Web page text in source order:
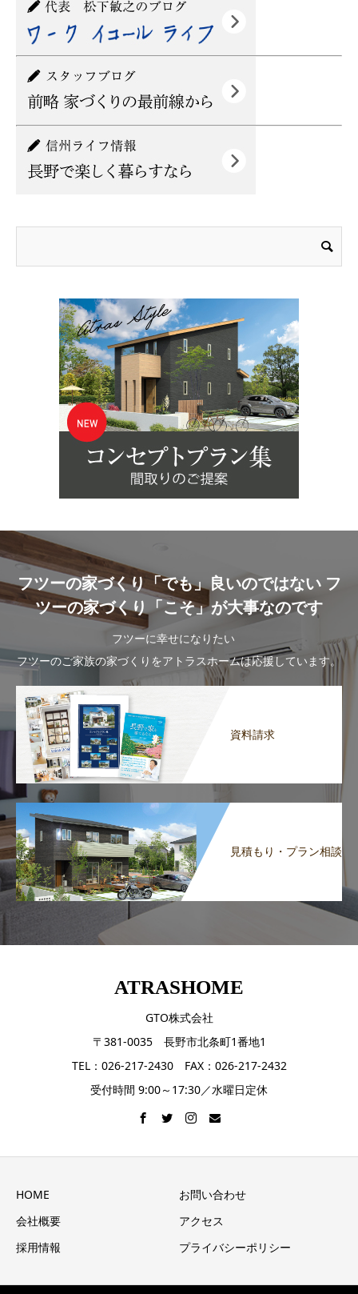
フツーの家づくり「でも」良いのではない フ
ツーの家づくり「こそ」が大事なのです
フツーに幸せになりたい
フツーのご家族の家づくりをアトラスホームは応援しています。
資料請求
見積もり・プラン相談
ATRASHOME
GTO株式会社
〒381-0035 長野市北条町1番地1
TEL：026-217-2430 FAX：026-217-2432
受付時間 9:00～17:30／水曜日定休
HOME
お問い合わせ
会社概要
アクセス
採用情報
プライバシーポリシー